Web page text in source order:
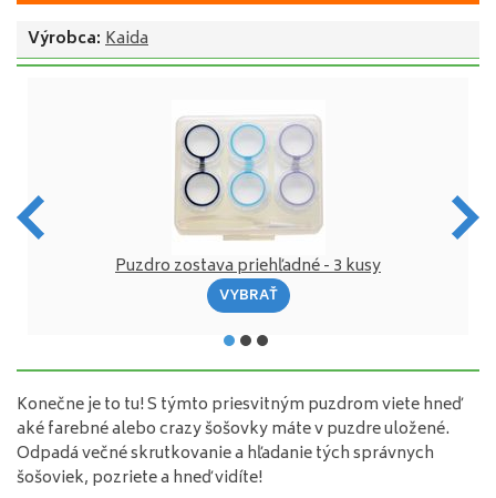
Výrobca: Kaida
Puzdro zostava priehľadné - 3 kusy
VYBRAŤ
Konečne je to tu! S týmto priesvitným puzdrom viete hneď
aké farebné alebo crazy šošovky máte v puzdre uložené.
Odpadá večné skrutkovanie a hľadanie tých správnych
šošoviek, pozriete a hneď vidíte!